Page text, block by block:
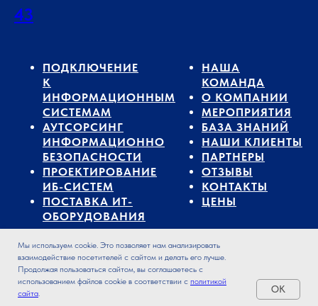
43
ПОДКЛЮЧЕНИЕ
К
ИНФОРМАЦИОННЫМ
СИСТЕМАМ
АУТСОРСИНГ
ИНФОРМАЦИОННО
БЕЗОПАСНОСТИ
ПРОЕКТИРОВАНИЕ
ИБ-СИСТЕМ
ПОСТАВКА ИТ-
ОБОРУДОВАНИЯ
НАША
КОМАНДА
О КОМПАНИИ
МЕРОПРИЯТИЯ
БАЗА ЗНАНИЙ
НАШИ КЛИЕНТЫ
ПАРТНЕРЫ
ОТЗЫВЫ
КОНТАКТЫ
ЦЕНЫ
Мы используем cookie. Это позволяет нам анализировать
взаимодействие посетителей с сайтом и делать его лучше.
Продолжая пользоваться сайтом, вы соглашаетесь с
использованием файлов cookie в соответствии с политикой
сайта. OK